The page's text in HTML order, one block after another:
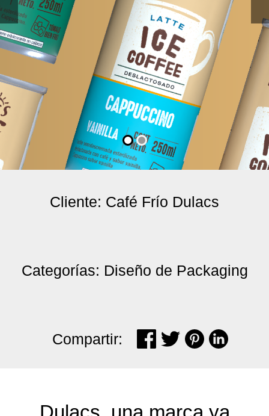
Cliente: Café Frío Dulacs
Categorías: Diseño de Packaging
Compartir: